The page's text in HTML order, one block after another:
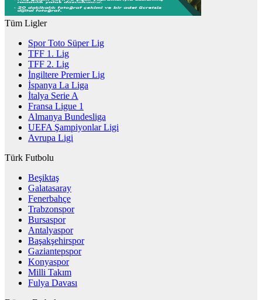
Tüm Ligler
Spor Toto Süper Lig
TFF 1. Lig
TFF 2. Lig
İngiltere Premier Lig
İspanya La Liga
İtalya Serie A
Fransa Ligue 1
Almanya Bundesliga
UEFA Şampiyonlar Ligi
Avrupa Ligi
Türk Futbolu
Beşiktaş
Galatasaray
Fenerbahçe
Trabzonspor
Bursaspor
Antalyaspor
Başakşehirspor
Gaziantepspor
Konyaspor
Milli Takım
Fulya Davası